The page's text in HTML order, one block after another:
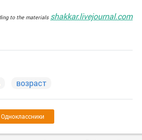
to the materials shakkar.livejournal.com
возраст
Одноклассники